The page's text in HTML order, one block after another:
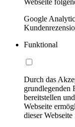
Webseite
Google
Funktional
Durch das
grundlegenden
bereitstellen
Webseite
dieser